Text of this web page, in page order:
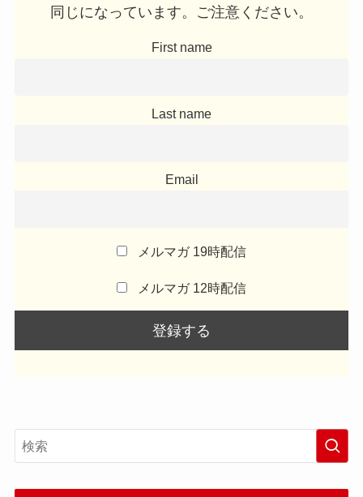
同じになっています。ご注意ください。
First name
Last name
Email
メルマガ 19時配信
メルマガ 12時配信